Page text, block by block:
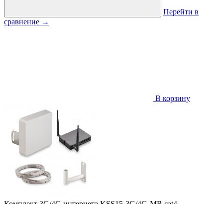
Перейти в
сравнение →
В корзину